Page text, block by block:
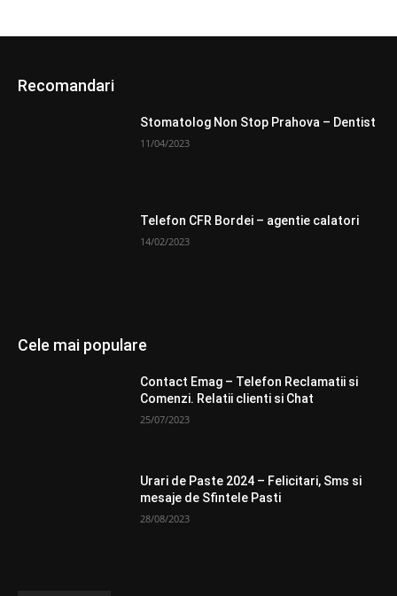
Recomandari
Stomatolog Non Stop Prahova – Dentist
11/04/2023
Telefon CFR Bordei – agentie calatori
14/02/2023
Cele mai populare
Contact Emag – Telefon Reclamatii si
Comenzi. Relatii clienti si Chat
25/07/2023
Urari de Paste 2024 – Felicitari, Sms si
mesaje de Sfintele Pasti
28/08/2023